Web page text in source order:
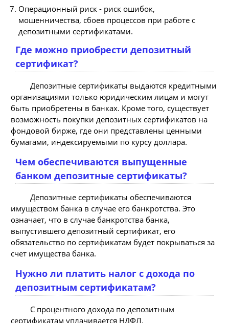
Операционный риск - риск ошибок,
мошенничества, сбоев процессов при работе с
депозитными сертификатами.
Где можно приобрести депозитный
сертификат?
Депозитные сертификаты выдаются кредитными
организациями только юридическим лицам и могут
быть приобретены в банках. Кроме того, существует
возможность покупки депозитных сертификатов на
фондовой бирже, где они представлены ценными
бумагами, индексируемыми по курсу доллара.
Чем обеспечиваются выпущенные
банком депозитные сертификаты?
Депозитные сертификаты обеспечиваются
имуществом банка в случае его банкротства. Это
означает, что в случае банкротства банка,
выпустившего депозитный сертификат, его
обязательство по сертификатам будет покрываться за
счет имущества банка.
Нужно ли платить налог с дохода по
депозитным сертификатам?
С процентного дохода по депозитным
сертификатам уплачивается НДФЛ.